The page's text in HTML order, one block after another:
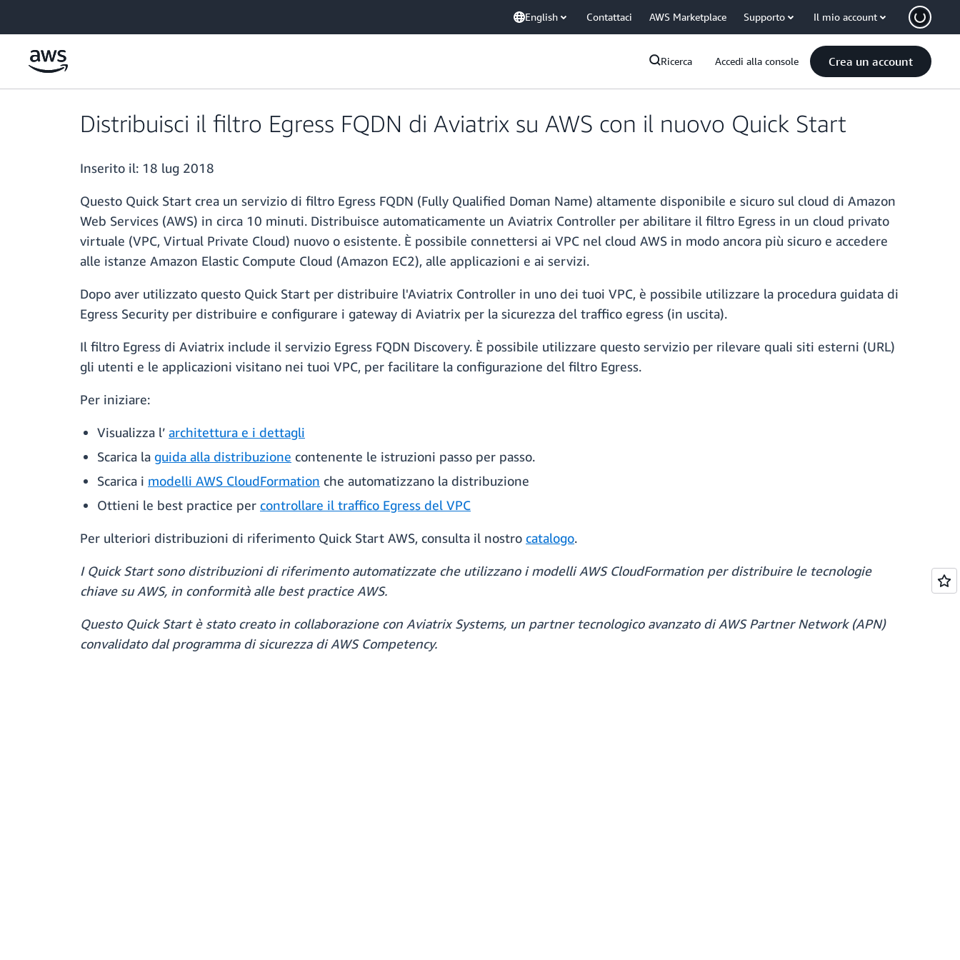
English Contattaci AWS Marketplace Supporto Il mio account
Ricerca Accedi alla console Crea un account
Distribuisci il filtro Egress FQDN di Aviatrix su AWS con il nuovo Quick Start
Inserito il: 18 lug 2018
Questo Quick Start crea un servizio di filtro Egress FQDN (Fully Qualified Doman Name) altamente disponibile e sicuro sul cloud di Amazon
Web Services (AWS) in circa 10 minuti. Distribuisce automaticamente un Aviatrix Controller per abilitare il filtro Egress in un cloud privato
virtuale (VPC, Virtual Private Cloud) nuovo o esistente. È possibile connettersi ai VPC nel cloud AWS in modo ancora più sicuro e accedere
alle istanze Amazon Elastic Compute Cloud (Amazon EC2), alle applicazioni e ai servizi.
Dopo aver utilizzato questo Quick Start per distribuire l'Aviatrix Controller in uno dei tuoi VPC, è possibile utilizzare la procedura guidata di
Egress Security per distribuire e configurare i gateway di Aviatrix per la sicurezza del traffico egress (in uscita).
Il filtro Egress di Aviatrix include il servizio Egress FQDN Discovery. È possibile utilizzare questo servizio per rilevare quali siti esterni (URL)
gli utenti e le applicazioni visitano nei tuoi VPC, per facilitare la configurazione del filtro Egress.
Per iniziare:
Visualizza l’ architettura e i dettagli
Scarica la guida alla distribuzione contenente le istruzioni passo per passo.
Scarica i modelli AWS CloudFormation che automatizzano la distribuzione
Ottieni le best practice per controllare il traffico Egress del VPC
Per ulteriori distribuzioni di riferimento Quick Start AWS, consulta il nostro catalogo.
I Quick Start sono distribuzioni di riferimento automatizzate che utilizzano i modelli AWS CloudFormation per distribuire le tecnologie
chiave su AWS, in conformità alle best practice AWS.
Questo Quick Start è stato creato in collaborazione con Aviatrix Systems, un partner tecnologico avanzato di AWS Partner Network (APN)
convalidato dal programma di sicurezza di AWS Competency.